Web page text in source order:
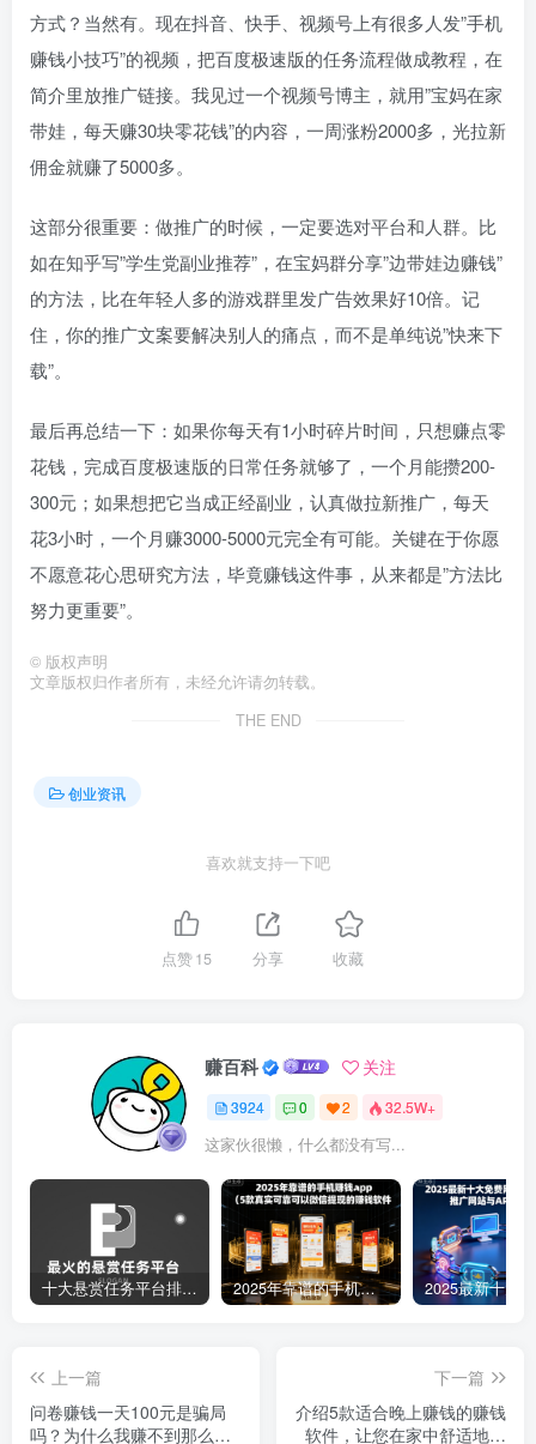
方式？当然有。现在抖音、快手、视频号上有很多人发”手机
赚钱小技巧”的视频，把百度极速版的任务流程做成教程，在
简介里放推广链接。我见过一个视频号博主，就用”宝妈在家
带娃，每天赚30块零花钱”的内容，一周涨粉2000多，光拉新
佣金就赚了5000多。
这部分很重要：做推广的时候，一定要选对平台和人群。比
如在知乎写”学生党副业推荐”，在宝妈群分享”边带娃边赚钱”
的方法，比在年轻人多的游戏群里发广告效果好10倍。记
住，你的推广文案要解决别人的痛点，而不是单纯说”快来下
载”。
最后再总结一下：如果你每天有1小时碎片时间，只想赚点零
花钱，完成百度极速版的日常任务就够了，一个月能攒200-
300元；如果想把它当成正经副业，认真做拉新推广，每天
花3小时，一个月赚3000-5000元完全有可能。关键在于你愿
不愿意花心思研究方法，毕竟赚钱这件事，从来都是”方法比
努力更重要”。
© 版权声明
文章版权归作者所有，未经允许请勿转载。
THE END
创业资讯
喜欢就支持一下吧
点赞15 分享 收藏
赚百科 关注
3924 0 2 32.5W+
这家伙很懒，什么都没有写...
十大悬赏任务平台排行榜（全网最好的悬赏任务平台） 2025年靠谱的手机赚钱app（5款真实可靠可以微信提现的赚钱软件）
上一篇
问卷赚钱一天100元是骗局
吗？为什么我赚不到那么
下一篇
介绍5款适合晚上赚钱的赚钱
软件，让您在家中舒适地赚